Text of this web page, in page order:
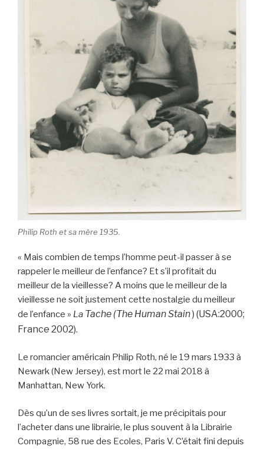
Philip Roth et sa mère 1935.
« Mais combien de temps l’homme peut-il passer à se
rappeler le meilleur de l’enfance? Et s’il profitait du
meilleur de la vieillesse? A moins que le meilleur de la
vieillesse ne soit justement cette nostalgie du meilleur
de l’enfance » La Tache (The Human Stain) (USA:2000;
France 2002).
Le romancier américain Philip Roth, né le 19 mars 1933 à
Newark (New Jersey), est mort le 22 mai 2018 à
Manhattan, New York.
Dès qu’un de ses livres sortait, je me précipitais pour
l’acheter dans une librairie, le plus souvent à la Librairie
Compagnie, 58 rue des Ecoles, Paris V. C’était fini depuis